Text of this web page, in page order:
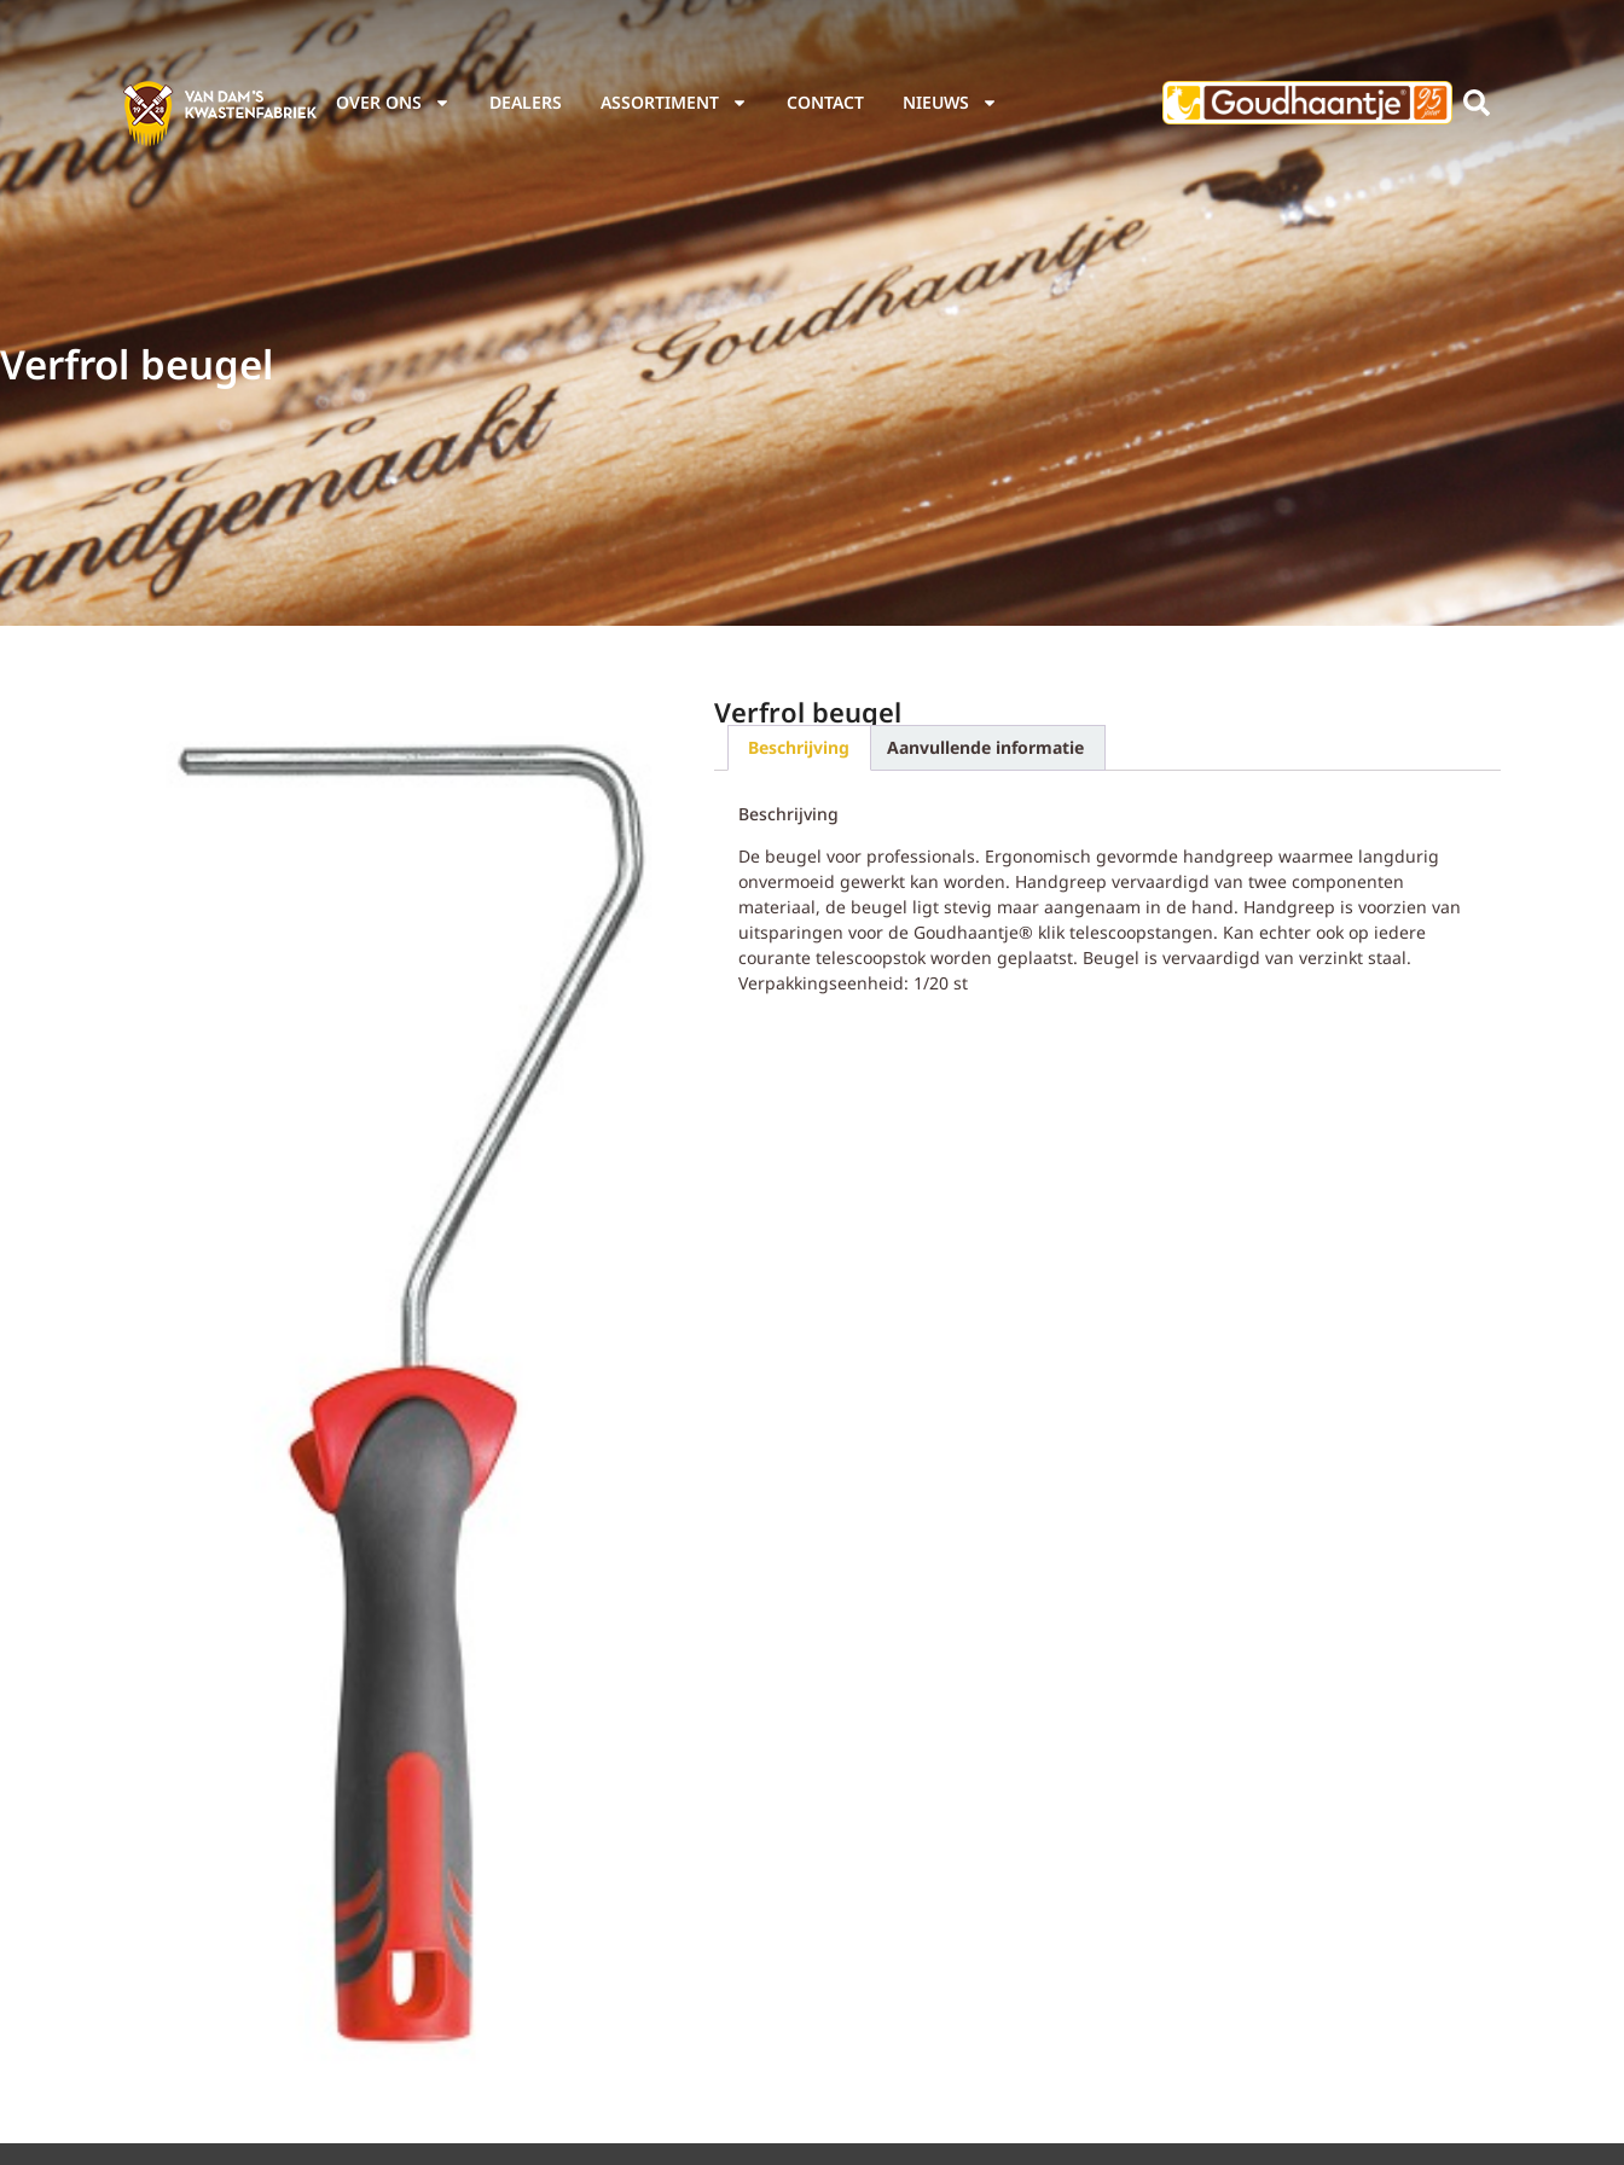
OVER ONS DEALERS ASSORTIMENT CONTACT NIEUWS
Verfrol beugel
Verfrol beugel
Beschrijving Aanvullende informatie
Beschrijving
De beugel voor professionals. Ergonomisch gevormde handgreep waarmee langdurig
onvermoeid gewerkt kan worden. Handgreep vervaardigd van twee componenten
materiaal, de beugel ligt stevig maar aangenaam in de hand. Handgreep is voorzien van
uitsparingen voor de Goudhaantje® klik telescoopstangen. Kan echter ook op iedere
courante telescoopstok worden geplaatst. Beugel is vervaardigd van verzinkt staal.
Verpakkingseenheid: 1/20 st